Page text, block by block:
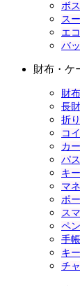
ボ
ス
エ
バ
財布・ケ
財
長
折
コ
カ
パ
キ
マ
ポ
ス
ペ
手
キ
チ